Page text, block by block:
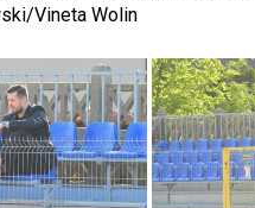
Vineta Wolin